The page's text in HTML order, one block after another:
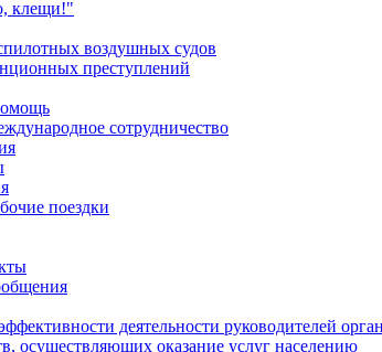
клещи!"
воздушных судов
преступлений
сотрудничество
поездки
деятельности руководителей
осуществляющих оказание услуг населению